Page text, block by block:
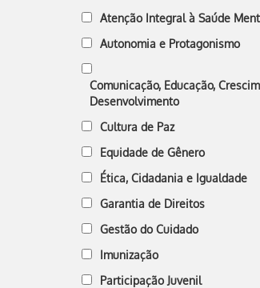
Atenção Integral à Saúde
Autonomia e Protagonismo
Comunicação, Educação,
Desenvolvimento
Cultura de Paz
Equidade de Gênero
Ética, Cidadania e Igualdade
Garantia de Direitos
Gestão do Cuidado
Imunização
Participação Juvenil